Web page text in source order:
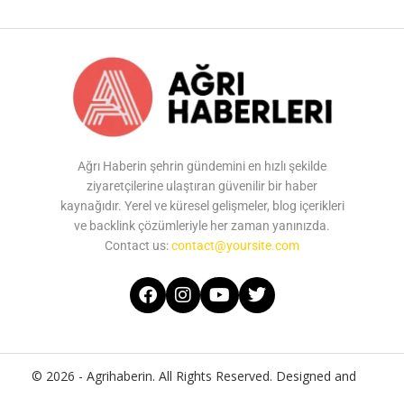
Ağrı Haberin şehrin gündemini en hızlı şekilde
ziyaretçilerine ulaştıran güvenilir bir haber
kaynağıdır. Yerel ve küresel gelişmeler, blog içerikleri
ve backlink çözümleriyle her zaman yanınızda.
Contact us:contact@yoursite.com
© 2026 - Agrihaberin. All Rights Reserved. Designed and